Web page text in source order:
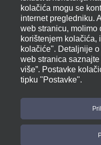
Tribje
(0)52
(od
kolačića mogu se
internet pregledniku.
web stranicu, molimo
korištenjem kolačića,
kolačiće". Detaljnije
web stranica
više”. Postavke
tipku "Postavke".